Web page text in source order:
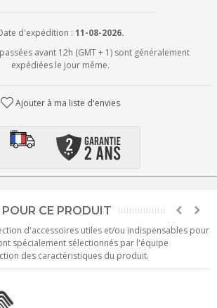
d'expédition : 11-08-2026.
avant 12h (GMT + 1) sont généralement
expédiées le jour même.
Ajouter à ma liste d'envies
CE PRODUIT
d'accessoires utiles et/ou indispensables pour
spécialement sélectionnés par l'équipe
des caractéristiques du produit.